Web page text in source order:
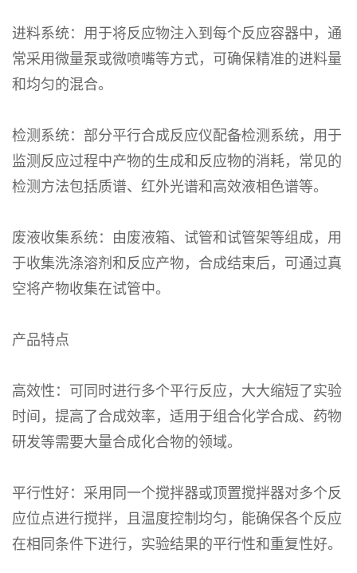
进料系统：用于将反应物注入到每个反应容器中，通
常采用微量泵或微喷嘴等方式，可确保精准的进料量
和均匀的混合。
检测系统：部分平行合成反应仪配备检测系统，用于
监测反应过程中产物的生成和反应物的消耗，常见的
检测方法包括质谱、红外光谱和高效液相色谱等。
废液收集系统：由废液箱、试管和试管架等组成，用
于收集洗涤溶剂和反应产物，合成结束后，可通过真
空将产物收集在试管中。
产品特点
高效性：可同时进行多个平行反应，大大缩短了实验
时间，提高了合成效率，适用于组合化学合成、药物
研发等需要大量合成化合物的领域。
平行性好：采用同一个搅拌器或顶置搅拌器对多个反
应位点进行搅拌，且温度控制均匀，能确保各个反应
在相同条件下进行，实验结果的平行性和重复性好。